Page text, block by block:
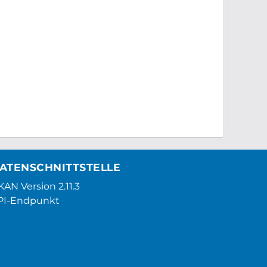
Version 2.11.3
Endpunkt